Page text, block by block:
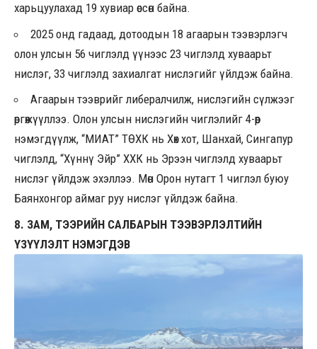
харьцуулахад 19 хувиар өссөн байна.
2025 онд гадаад, дотоодын 18 агаарын тээвэрлэгч
олон улсын 56 чиглэлд үүнээс 23 чиглэлд хуваарьт
нислэг, 33 чиглэлд захиалгат нислэгийг үйлдэж байна.
Агаарын тээврийг либералчилж, нислэгийн сүлжээг
өргөжүүллээ. Олон улсын нислэгийн чиглэлийг 4-өөр
нэмэгдүүлж, “МИАТ” ТӨХК нь Хөх хот, Шанхай, Сингапур
чиглэлд, “Хүннү Эйр” ХХК нь Эрээн чиглэлд хуваарьт
нислэг үйлдэж эхэллээ. Мөн Орон нутагт 1 чиглэл буюу
Баянхонгор аймаг руу нислэг үйлдэж байна.
8. ЗАМ, ТЭЭРИЙН САЛБАРЫН ТЭЭВЭРЛЭЛТИЙН
ҮЗҮҮЛЭЛТ НЭМЭГДЭВ